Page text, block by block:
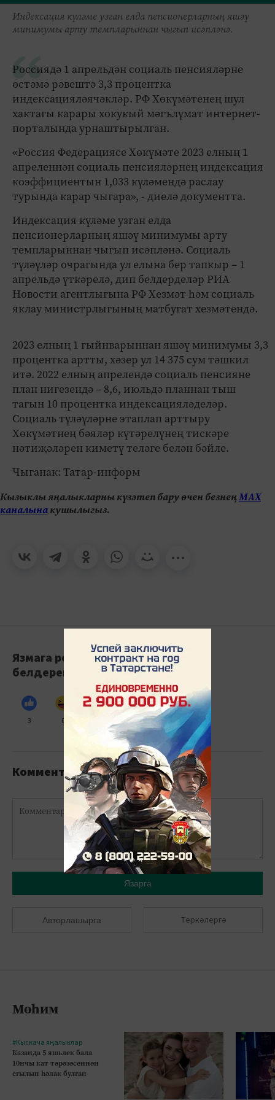
Индексация күләме узган елда пенсионерларның яшәү
минимумы арту темпларыннан чыгып исәпләнә.
Россиядә 1 апрельдән социаль пенсияләрне
өстәмә рәвештә 3,3 процентка
индексацияләячәкләр. РФ Хөкүмәтенең шул
хактагы карары хокукый мәгълүмат интернет-
порталында урнаштырылган.
«Россия Федерациясе Хөкүмәте 2023 елның 1
апреленнән социаль пенсияләрнең индексация
коэффициентын 1,033 күләмендә раслау
турында карар чыгара», - диелә документта.
Индексация күләме узган елда
пенсионерларның яшәү минимумы арту
темпларыннан чыгып исәпләнә. Социаль
түләүләр очрагында ул елына бер тапкыр – 1
апрельдә үткәрелә, дип белдерделәр РИА
Новости агентлыгына РФ Хезмәт һәм социаль
яклау министрлыгының матбугат хезмәтендә.
2023 елның 1 гыйнварыннан яшәү минимумы 3,3
процентка артты, хәзер ул 14 375 сум тәшкил
итә. 2022 елның апрелендә социаль пенсияне
план нигезендә – 8,6, июльдә планнан тыш
тагын 10 процентка индексацияләделәр.
Социаль түләүләрне этаплап арттыру
Хөкүмәтнең бәяләр күтәрелүнең тискәре
нәтиҗәләрен киметү теләге белән бәйле.
Чыганак: Татар-информ
Кызыклы яңалыкларны күзәтеп бару өчен безнеңМАХ
каналынакушылыгыз.
Язмага реакция
белдерегез
3 0 0
Комментарийлар
Язарга
Авторлашырга Теркәлергә
Мөһим
#Кыскача яңалыклар
Казанда 5 яшьлек бала
10нчы кат тәрәзәсеннән
егылып һәлак булган